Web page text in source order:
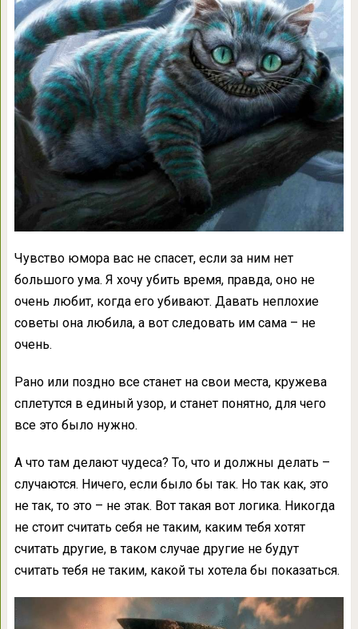
Чувство юмора вас не спасет, если за ним нет
большого ума. Я хочу убить время, правда, оно не
очень любит, когда его убивают. Давать неплохие
советы она любила, а вот следовать им сама – не
очень.
Рано или поздно все станет на свои места, кружева
сплетутся в единый узор, и станет понятно, для чего
все это было нужно.
А что там делают чудеса? То, что и должны делать –
случаются. Ничего, если было бы так. Но так как, это
не так, то это – не этак. Вот такая вот логика. Никогда
не стоит считать себя не таким, каким тебя хотят
считать другие, в таком случае другие не будут
считать тебя не таким, какой ты хотела бы показаться.